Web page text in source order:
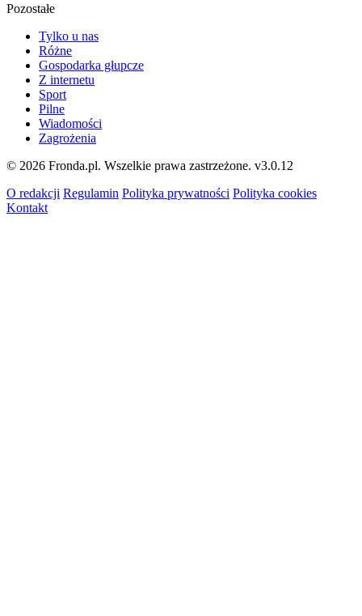
Pozostałe
Tylko u nas
Różne
Gospodarka głupcze
Z internetu
Sport
Pilne
Wiadomości
Zagrożenia
© 2026 Fronda.pl. Wszelkie prawa zastrzeżone. v3.0.12
O redakcji Regulamin Polityka prywatności Polityka cookies
Kontakt